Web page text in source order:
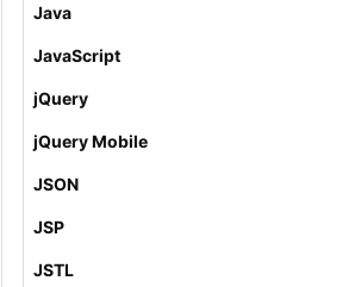
Java
JavaScript
jQuery
jQuery Mobile
JSON
JSP
JSTL